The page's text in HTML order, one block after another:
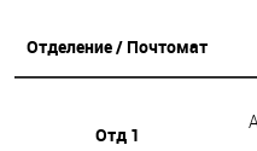
Отделение / Почтомат
Отд 1